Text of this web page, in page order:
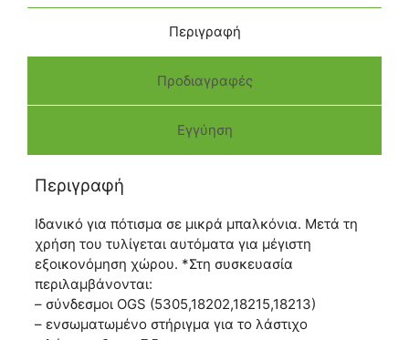
Περιγραφή
Προδιαγραφές
Εγγύηση
Περιγραφή
Ιδανικό για πότισμα σε μικρά μπαλκόνια. Μετά τη
χρήση του τυλίγεται αυτόματα για μέγιστη
εξοικονόμηση χώρου. *Στη συσκευασία
περιλαμβάνονται:
– σύνδεσμοι OGS (5305,18202,18215,18213)
– ενσωματωμένο στήριγμα για το λάστιχο